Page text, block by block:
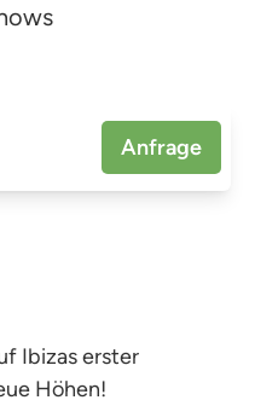
Anfrage
Ibizas erster
Höhen!